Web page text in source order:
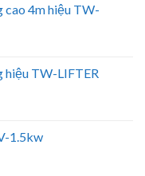
cao 4m hiệu TW-
hiệu TW-LIFTER
1.5kw